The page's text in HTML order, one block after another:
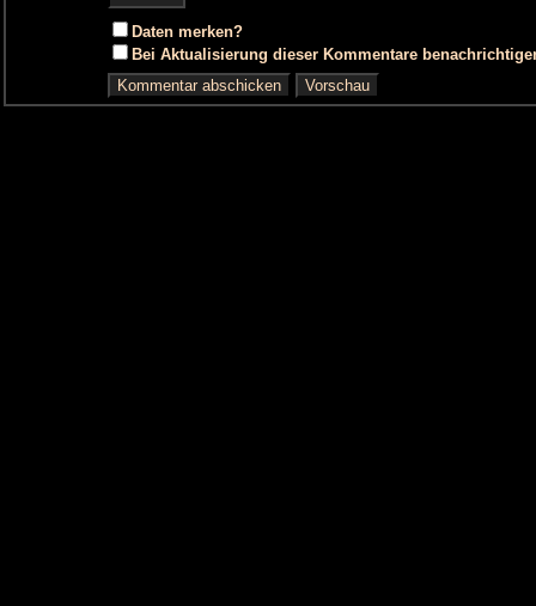
Daten merken?
Bei Aktualisierung dieser Kommentare